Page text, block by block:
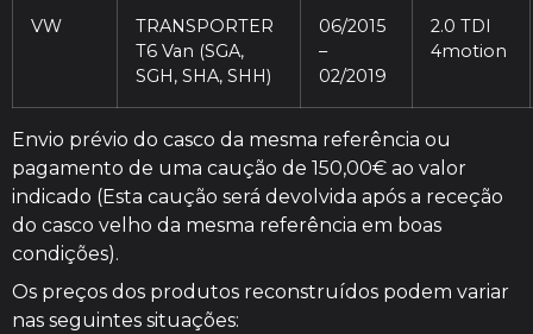
VW
TRANSPORTER
T6 Van (SGA,
SGH, SHA, SHH)
06/2015
–
02/2019
2.0 TDI
4motion
Envio prévio do casco da mesma referência ou
pagamento de uma caução de 150,00€ ao valor
indicado (Esta caução será devolvida após a receção
do casco velho da mesma referência em boas
condições).
Os preços dos produtos reconstruídos podem variar
nas seguintes situações: